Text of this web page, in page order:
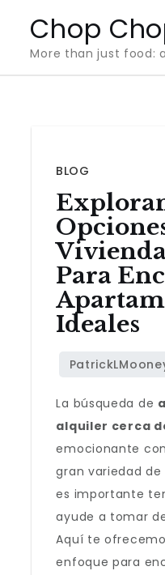
content
Chop
More than just food:
BLOG
Para
Ideales
La búsqueda de
alquiler cerca
emocionante
gran variedad de
es importante
ayude a tomar
Aquí te
enfoque para